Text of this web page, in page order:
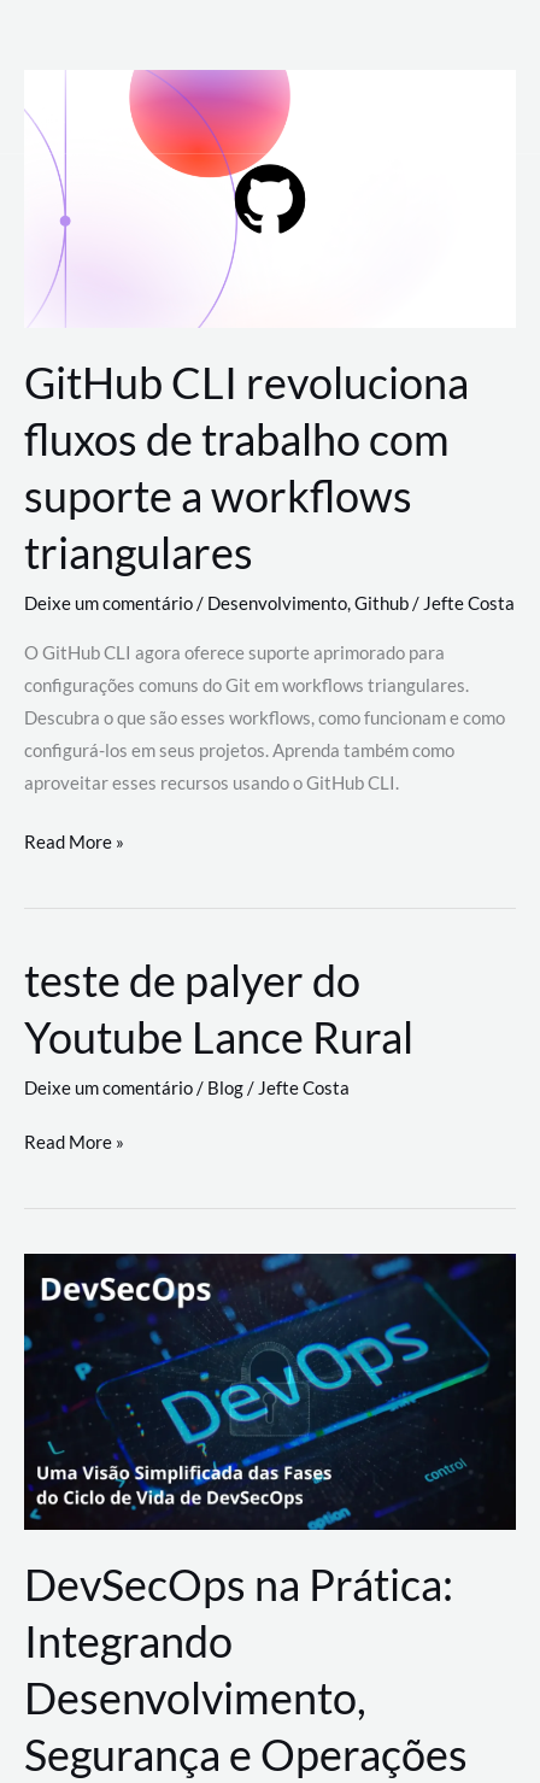
para
conteúdo
GitHub CLI revoluciona
fluxos de trabalho com
suporte a workflows
triangulares
Deixe um comentário/ Desenvolvimento,Github/ Jefte Costa
O GitHub CLI agora oferece suporte aprimorado para
configurações comuns do Git em workflows triangulares.
Descubra o que são esses workflows, como funcionam e como
configurá-los em seus projetos. Aprenda também como
aproveitar esses recursos usando o GitHub CLI.
GitHub
revoluciona
de
trabalho
com
a
workflows
Read More »
teste de palyer do
Youtube Lance Rural
Deixe um comentário/ Blog/ Jefte Costa
teste
palyer
Lance
Rural
Read More »
DevSecOps na Prática:
Integrando
Desenvolvimento,
Segurança e Operações